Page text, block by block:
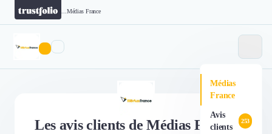
Médias France
Médias
France
Avis
clients
253
Les avis clients de Médias France